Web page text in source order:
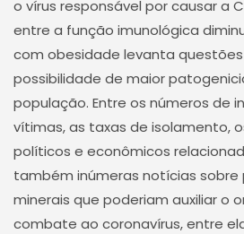
o vírus responsável por causar a
entre a função imunológica
com obesidade levanta
possibilidade de maior
população. Entre os números de
vítimas, as taxas de isolamento,
políticos e econômicos
também inúmeras notícias sobre
minerais que poderiam auxiliar o
combate ao coronavírus, entre